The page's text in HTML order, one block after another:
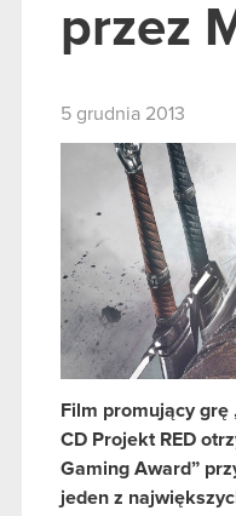
przez
5 grudnia 2013
Film promujący grę
CD Projekt RED
Gaming Award”
jeden z